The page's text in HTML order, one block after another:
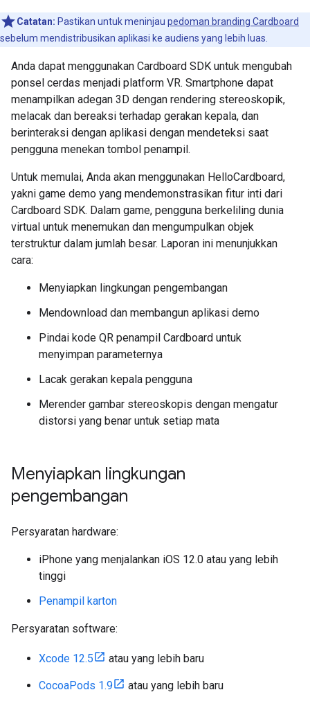
Catatan: Pastikan untuk meninjau pedoman branding Cardboard
sebelum mendistribusikan aplikasi ke audiens yang lebih luas.
Anda dapat menggunakan Cardboard SDK untuk mengubah
ponsel cerdas menjadi platform VR. Smartphone dapat
menampilkan adegan 3D dengan rendering stereoskopik,
melacak dan bereaksi terhadap gerakan kepala, dan
berinteraksi dengan aplikasi dengan mendeteksi saat
pengguna menekan tombol penampil.
Untuk memulai, Anda akan menggunakan HelloCardboard,
yakni game demo yang mendemonstrasikan fitur inti dari
Cardboard SDK. Dalam game, pengguna berkeliling dunia
virtual untuk menemukan dan mengumpulkan objek
terstruktur dalam jumlah besar. Laporan ini menunjukkan
cara:
Menyiapkan lingkungan pengembangan
Mendownload dan membangun aplikasi demo
Pindai kode QR penampil Cardboard untuk
menyimpan parameternya
Lacak gerakan kepala pengguna
Merender gambar stereoskopis dengan mengatur
distorsi yang benar untuk setiap mata
Menyiapkan lingkungan
pengembangan
Persyaratan hardware:
iPhone yang menjalankan iOS 12.0 atau yang lebih
tinggi
Penampil karton
Persyaratan software:
Xcode 12.5 atau yang lebih baru
CocoaPods 1.9 atau yang lebih baru